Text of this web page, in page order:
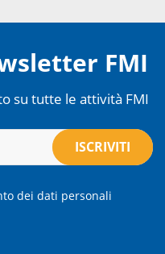
FMI
su tutte le attività FMI
dei dati personali